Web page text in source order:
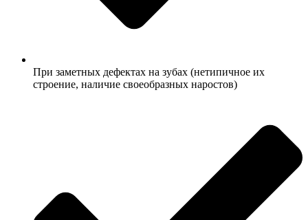
При заметных дефектах на зубах (нетипичное их
строение, наличие своеобразных наростов)